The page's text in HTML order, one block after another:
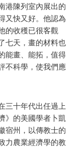
港陳列室內展出的
又快又好。他認為
的收穫已很客觀
七天，畫的材料也
能畫、能拓，值得
不科學，使我們應
三十年代出任過上
》的美國學者卜凱
宿州，以傳教士的
力農業經濟學的教